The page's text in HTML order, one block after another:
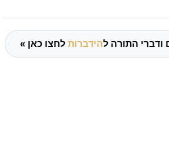
התורה להידברותלחצו כאן »